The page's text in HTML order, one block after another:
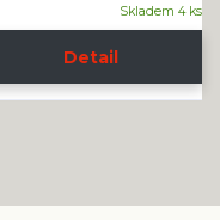
Skladem 4 ks
Detail